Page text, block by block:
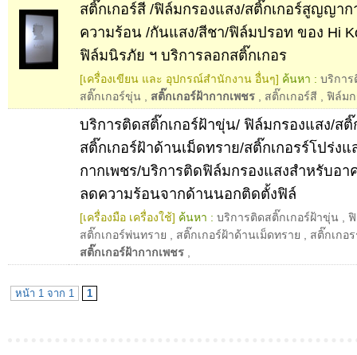
สติ๊กเกอร์สี /ฟิล์มกรองแสง/สติ๊กเกอร์สูญญา
ความร้อน /กันแสง/สีชา/ฟิล์มปรอท ของ Hi
ฟิล์มนิรภัย ฯ บริการลอกสติ๊กเกอร
[เครื่องเขียน และ อุปกรณ์สำนักงาน อื่นๆ] ค้นหา : บริการ
สติ๊กเกอร์ขุ่น
สติ๊กเกอร์ฝ้ากากเพชร สติ๊กเกอร์สี ฟิล์มก
บริการติดสติ๊กเกอร์ฝ้าขุ่น/ ฟิล์มกรองแสง/สติ๊
สติ๊กเกอร์ฝ้าด้านเม็ดทราย/สติ๊กเกอรร์โปร่งแ
กากเพชร/บริการติดฟิล์มกรองแสงสำหรับอา
ลดความร้อนจากด้านนอกติดตั้งฟิล์
[เครื่องมือ เครื่องใช้] ค้นหา : บริการติดสติ๊กเกอร์ฝ้าขุ่น
ฟิ
สติ๊กเกอร์พ่นทราย
สติ๊กเกอร์ฝ้าด้านเม็ดทราย
สติ๊กเกอ
สติ๊กเกอร์ฝ้ากากเพชร
หน้า 1 จาก 1 1